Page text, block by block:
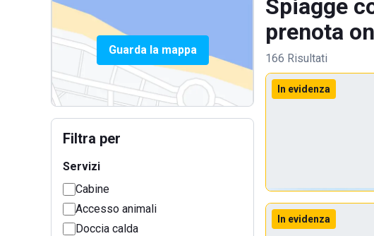
Guarda la mappa
Filtra per
Servizi
Cabine
Accesso animali
Doccia calda
Spiagge
prenota
166 Risultati
In evidenza
In evidenza